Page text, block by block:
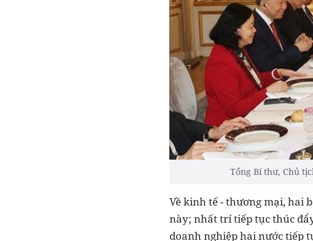
Tổng Bí thư, Chủ
Về kinh tế - thương mại, hai
này; nhất trí tiếp tục thúc
doanh nghiệp hai nước tiếp